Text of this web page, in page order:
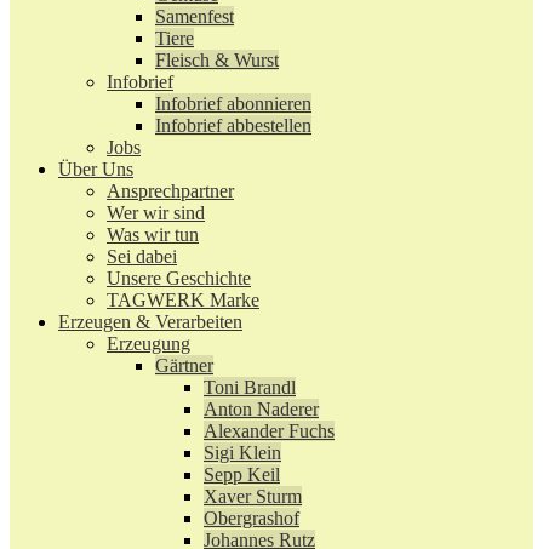
Samenfest
Tiere
Fleisch & Wurst
Infobrief
Infobrief abonnieren
Infobrief abbestellen
Jobs
Über Uns
Ansprechpartner
Wer wir sind
Was wir tun
Sei dabei
Unsere Geschichte
TAGWERK Marke
Erzeugen & Verarbeiten
Erzeugung
Gärtner
Toni Brandl
Anton Naderer
Alexander Fuchs
Sigi Klein
Sepp Keil
Xaver Sturm
Obergrashof
Johannes Rutz